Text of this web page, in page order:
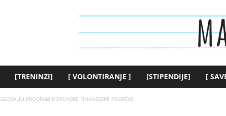
[TRENINZI] [ VOLONTIRANJE ] [STIPENDIJE] [
GLOBALNI PROGRAM DOPUNSKE FINANSIJSKE PODRŠKE